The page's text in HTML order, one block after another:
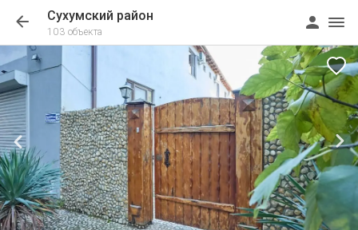
Сухумский район
103 объекта